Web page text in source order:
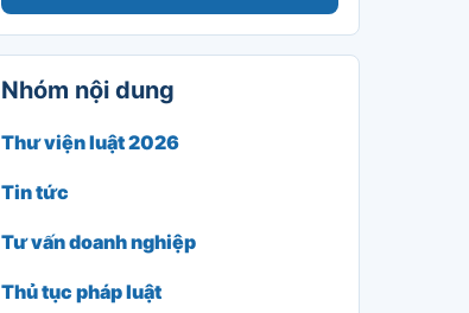
Nhóm nội dung
Thư viện luật 2026
Tin tức
Tư vấn doanh nghiệp
Thủ tục pháp luật